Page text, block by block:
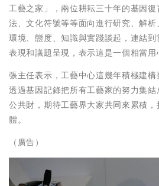
工藝之家」，兩位耕耘三十年的基因
法、文化符號等等面向進行研究、解
環境、態度、知識與實踐談起，連結
表現和議題呈現，表示這是一個相當用
張主任表示，工藝中心這幾年積極建
透過基因記錄把所有工藝家的努力集
公共財，期待工藝界大家共同來累積
體。
（廣告）